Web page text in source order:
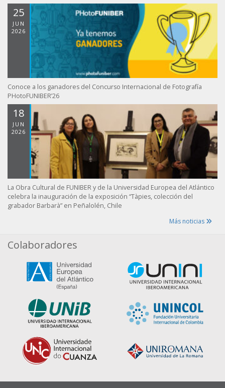
25
JUN
2026
Conoce a los ganadores del Concurso Internacional de Fotografía
PHotoFUNIBER’26
18
JUN
2026
La Obra Cultural de FUNIBER y de la Universidad Europea del Atlántico
celebra la inauguración de la exposición “Tàpies, colección del
grabador Barbarà” en Peñalolén, Chile
Más noticias
Colaboradores